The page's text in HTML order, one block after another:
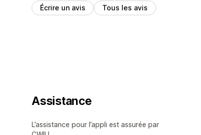
Écrire un avis Tous les avis
Assistance
L’assistance pour l’appli est assurée par